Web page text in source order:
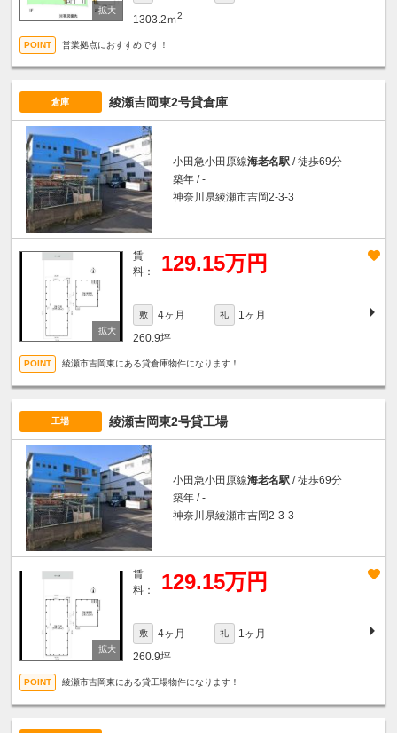
1303.2ｍ2
営業拠点におすすめです！
倉庫 綾瀬吉岡東2号貸倉庫
小田急小田原線海老名駅 / 徒歩69分
築年 / -
神奈川県綾瀬市吉岡2-3-3
賃
料：
129.15万円
敷 4ヶ月 礼
1ヶ月
260.9坪
綾瀬市吉岡東にある貸倉庫物件になります！
工場 綾瀬吉岡東2号貸工場
小田急小田原線海老名駅 / 徒歩69分
築年 / -
神奈川県綾瀬市吉岡2-3-3
賃
料：
129.15万円
敷 4ヶ月 礼
1ヶ月
260.9坪
綾瀬市吉岡東にある貸工場物件になります！